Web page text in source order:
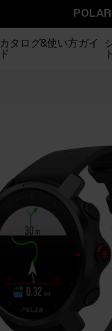
カタログ&使い方ガイ
ド
ト